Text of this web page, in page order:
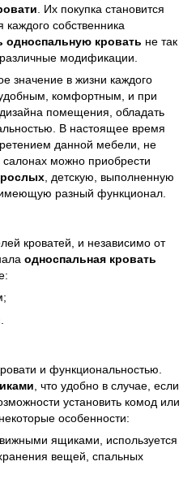
. Их покупка становится
собственника
односпальную кровать не так
модификации.
значение в жизни каждого
комфортным, и при
помещения, обладать
В настоящее время
данной мебели, не
салонах можно приобрести
, детскую, выполненную
разный функционал.
кроватей, и независимо от
односпальная кровать
и функциональностью.
, что удобно в случае, если
установить комод или
особенности:
ящиками, используется
вещей, спальных